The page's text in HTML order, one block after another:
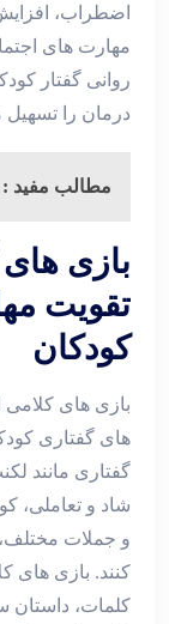
اضطراب،
مهارت‌ های
روانی گفتار
درمان را تسهیل
مطالب مفید :
بازی
تقویت
کودکان
بازی‌ های کلامی
‌های گفتاری
گفتاری مانند
شاد و تعاملی،
و جملات مختلف،
کنند. بازی ‌های
کلمات، داستان